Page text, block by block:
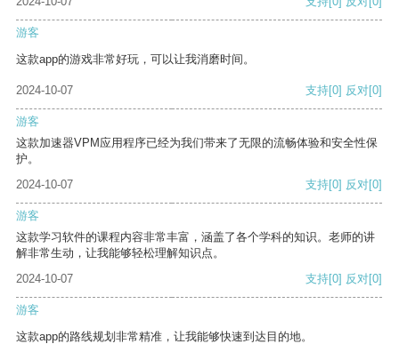
游客
这款app的游戏非常好玩，可以让我消磨时间。
2024-10-07 支持[0] 反对[0]
游客
这款加速器VPM应用程序已经为我们带来了无限的流畅体验和安全性保
护。
2024-10-07
支持[0] 反对[0]
游客
这款学习软件的课程内容非常丰富，涵盖了各个学科的知识。老师的讲
解非常生动，让我能够轻松理解知识点。
2024-10-07
支持[0] 反对[0]
游客
这款app的路线规划非常精准，让我能够快速到达目的地。